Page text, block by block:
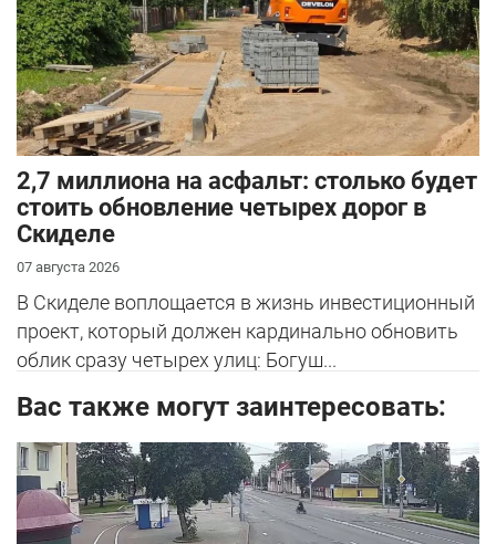
2,7 миллиона на асфальт: столько будет
стоить обновление четырех дорог в
Скиделе
07 августа 2026
В Скиделе воплощается в жизнь инвестиционный
проект, который должен кардинально обновить
облик сразу четырех улиц: Богуш...
Вас также могут заинтересовать: